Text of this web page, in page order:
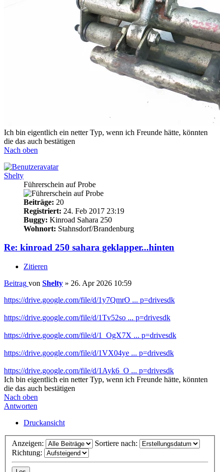
Ich bin eigentlich ein netter Typ, wenn ich Freunde hätte, könnten
die das auch bestätigen
Nach oben
Shelty
Führerschein auf Probe
Beiträge: 20
Registriert: 24. Feb 2017 23:19
Buggy: Kinroad Sahara 250
Wohnort: Stahnsdorf/Brandenburg
Re: kinroad 250 sahara geklapper...hinten
Zitieren
Beitrag von Shelty » 26. Apr 2026 10:59
https://drive.google.com/file/d/1y7QmrO ... p=drivesdk
https://drive.google.com/file/d/1Tv52so ... p=drivesdk
https://drive.google.com/file/d/1_OgX7X ... p=drivesdk
https://drive.google.com/file/d/1VX04ye ... p=drivesdk
https://drive.google.com/file/d/1Ayk6_O ... p=drivesdk
Ich bin eigentlich ein netter Typ, wenn ich Freunde hätte, könnten
die das auch bestätigen
Nach oben
Antworten
Druckansicht
Anzeigen:
Sortiere nach:
Richtung: